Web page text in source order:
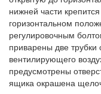
нижней части
горизонтальном
регулировочным
приварены две трубки
вентилирующего
предусмотрены
ящика окрашена